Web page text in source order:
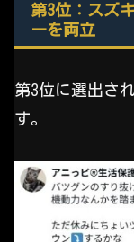
第3位：スズ
ーを両立
第3位に選出さ
す。